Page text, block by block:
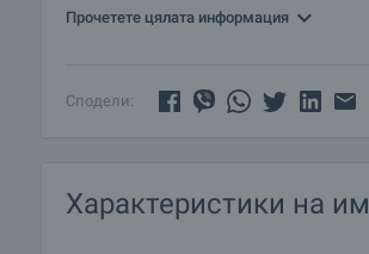
Прочетете цялата информация
Сподели:
Характеристики на